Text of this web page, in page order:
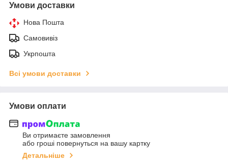
Умови доставки
Нова Пошта
Самовивіз
Укрпошта
Всі умови доставки
Умови оплати
Ви отримаєте замовлення
або гроші повернуться на вашу картку
Детальніше